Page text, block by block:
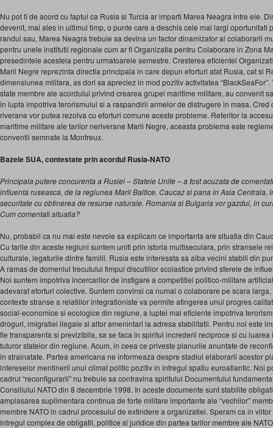
Nu pot fi de acord cu faptul ca Rusia si Turcia ar imparti Marea Neagra intre ele.
devenit, mai ales in ultimul timp, o punte care a deschis cele mai largi oportunitati
randul sau, Marea Neagra trebuie sa devina un factor dinamizator al colaborarii
pentru unele institutii regionale cum ar fi Organizatia pentru Colaborare in Zona
presedintele acesteia pentru urmatoarele semestre. Cresterea eficientei
Marii Negre reprezinta directia principala in care depun eforturi atat Rusia, cat si
dimensiunea militara, as dori sa apreciez in mod pozitiv activitatea
state membre ale acordului privind crearea grupei maritime militare, au convenit
in lupta impotriva terorismului si a raspandirii armelor de distrugere in masa. Cred
riverane vor putea rezolva cu eforturi comune aceste probleme. Referitor la
maritime militare ale tarilor neriverane Marii Negre, aceasta problema este
conventii semnate la Montreux.
Bazele SUA, contestate prin acordul Rusia-NATO
Principala putere concurenta a Rusiei – Statele Unite – a fost acuzata de
influenta ruseasca, de la regiunea Marii Baltice, Caucaz si pana in Asia Centrala,
securitate cu obtinerea de resurse naturale. Romania si Bulgaria vor gazdui, in
Cum comentati situatia?
Nu, probabil ca nu mai este nevoie sa explicam ce importanta are situatia din
Cu tarile din aceste regiuni suntem uniti prin istoria multiseculara, prin stransele
culturale, legaturile dintre familii. Rusia este interesata sa aiba vecini stabili din
A ramas de domeniul trecutului timpul discutiilor scolastice privind sferele de
Noi suntem impotriva incercarilor de instigare a competitiei politico-militare
adevarat eforturi colective. Suntem convinsi ca numai o colaborare pe scara
contexte stranse a relatiilor integrationiste va permite atingerea unui progres
social-economice si ecologice din regiune, a luptei mai eficiente impotriva
droguri, imigratiei ilegale si altor amenintari la adresa stabilitatii. Pentru noi este
fie transparenta si previzibila, sa se faca in spiritul increderii reciproce si cu
tuturor statelor din regiune. Acum, in ceea ce priveste planurile anuntate de
in strainatate. Partea americana ne informeaza despre stadiul elaborarii acestor
intereselor mentinerii unui climat politic pozitiv in intregul spatiu euroatlantic. Noi
cadrul “reconfigurarii” nu trebuie sa contravina spiritului Documentului
Consiliului NATO din 8 decembrie 1998. In aceste documente sunt stabilite
amplasarea suplimentara continua de forte militare importante ale “vechilor”
membre NATO in cadrul procesului de extindere a organizatiei. Speram ca in
intregul complex de obligatii, politice si juridice din partea tarilor membre ale